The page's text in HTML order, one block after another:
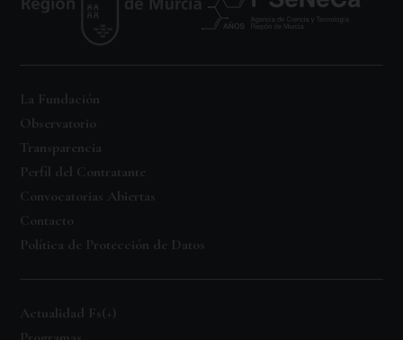
La Fundación
Observatorio
Transparencia
Perfil del Contratante
Convocatorias Abiertas
Contacto
Política de Protección de Datos
Actualidad Fs(+)